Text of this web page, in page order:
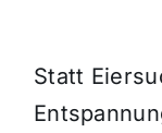
Statt